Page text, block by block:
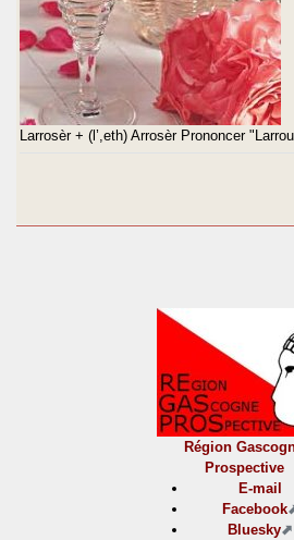
Larrosèr + (l’,eth) Arrosèr Prononcer
Région
Prospective
E-mail
Facebook
Bluesky